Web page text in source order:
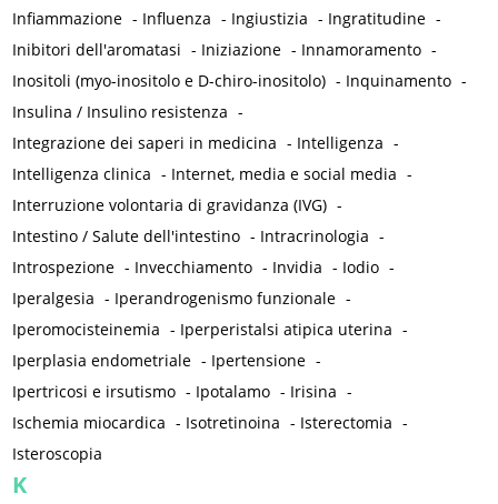
Infiammazione - Influenza - Ingiustizia - Ingratitudine -
Inibitori dell'aromatasi - Iniziazione - Innamoramento -
Inositoli (myo-inositolo e D-chiro-inositolo) - Inquinamento -
Insulina / Insulino resistenza -
Integrazione dei saperi in medicina - Intelligenza -
Intelligenza clinica - Internet, media e social media -
Interruzione volontaria di gravidanza (IVG) -
Intestino / Salute dell'intestino - Intracrinologia -
Introspezione - Invecchiamento - Invidia - Iodio -
Iperalgesia - Iperandrogenismo funzionale -
Iperomocisteinemia - Iperperistalsi atipica uterina -
Iperplasia endometriale - Ipertensione -
Ipertricosi e irsutismo - Ipotalamo - Irisina -
Ischemia miocardica - Isotretinoina - Isterectomia -
Isteroscopia
K